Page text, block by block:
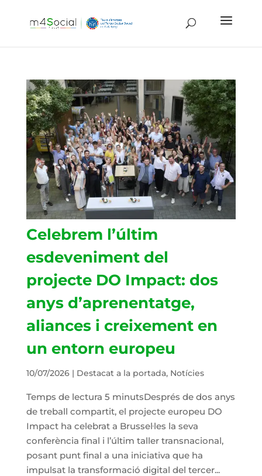
Celebrem l’últim
esdeveniment del
projecte DO Impact: dos
anys d’aprenentatge,
aliances i creixement en
un entorn europeu
10/07/2026| Destacat a la portada, Notícies
Temps de lectura 5 minutsDesprés de dos anys
de treball compartit, el projecte europeu DO
Impact ha celebrat a Brussel·les la seva
conferència final i l’últim taller transnacional,
posant punt final a una iniciativa que ha
impulsat la transformació digital del tercer...